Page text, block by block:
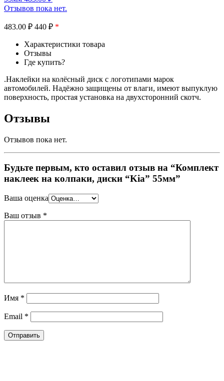
Отзывов пока нет.
483.00 ₽ 440 ₽ *
Характеристики товара
Отзывы
Где купить?
.Наклейки на колёсный диск с логотипами марок
автомобилей. Надёжно защищены от влаги, имеют выпуклую
поверхность, простая установка на двухсторонний скотч.
Отзывы
Отзывов пока нет.
Будьте первым, кто оставил отзыв на “Комплект
наклеек на колпаки, диски “Kia” 55мм”
Ваша оценка
Ваш отзыв *
Имя *
Email *